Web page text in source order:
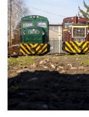
ELLÁTÁSI LÁNC
ZÖLDÚT
HAJÓZÁS
BLOG